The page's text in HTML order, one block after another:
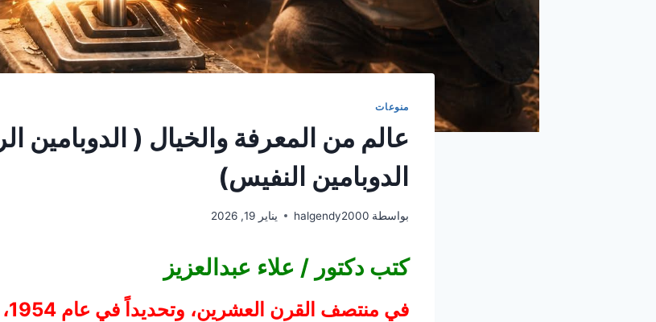
منوعات
عالم من المعرفة والخيال ( الدوبامين
الدوبامين النفيس)
بواسطة halgendy2000 يناير 19, 2026
كتب دكتور / علاء عبدالعزيز